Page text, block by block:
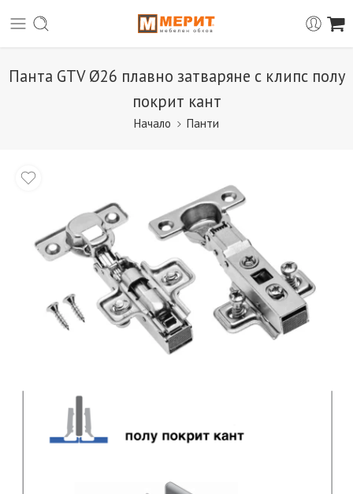
Панта GTV Ø26 плавно затваряне с клипс полу
покрит кант
Начало Панти